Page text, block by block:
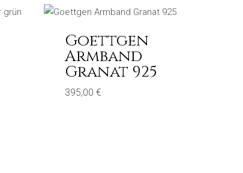
Goettgen
Armband
Granat 925
395,00 €